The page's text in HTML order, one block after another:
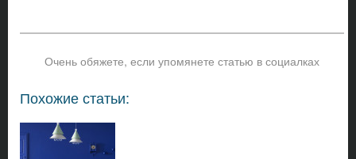
Очень обяжете, если упомянете статью в социалках
Похожие статьи: